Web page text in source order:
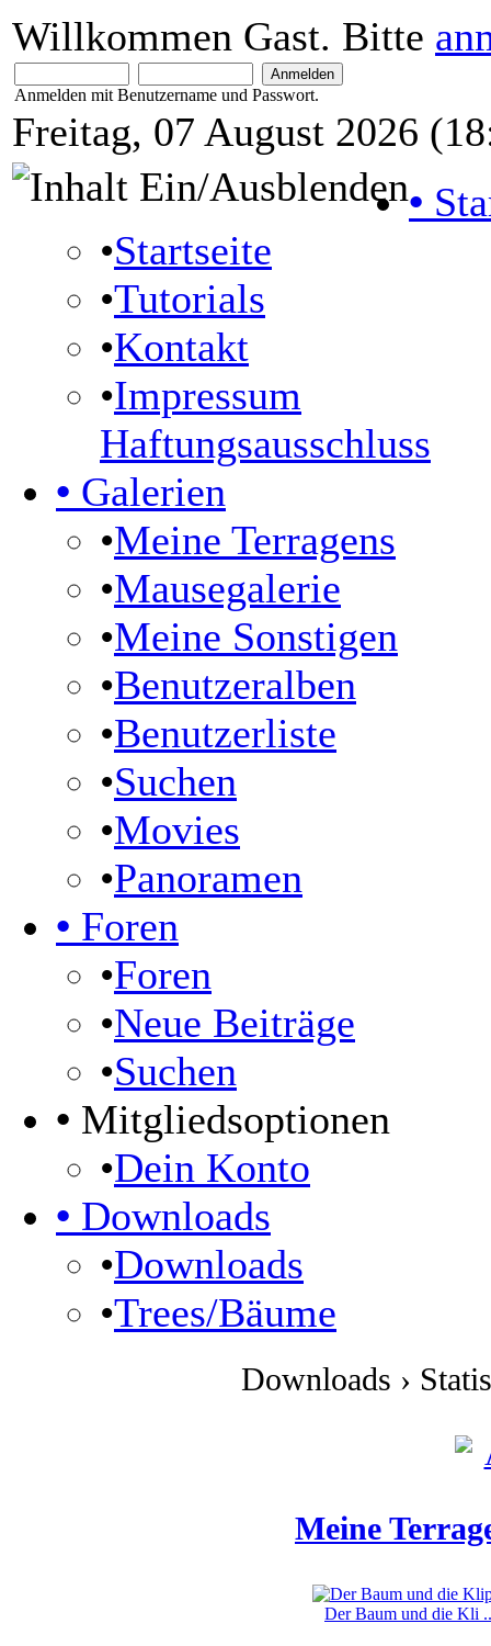
Willkommen Gast. Bitte
Anmelden mit Benutzername und Passwort.
Freitag, 07 August 2026
•
•Startseite
•Tutorials
•Kontakt
•Impressum
Haftungsausschluss
• Galerien
•Meine Terragens
•Mausegalerie
•Meine Sonstigen
•Benutzeralben
•Benutzerliste
•Suchen
•Movies
•Panoramen
• Foren
•Foren
•Neue Beiträge
•Suchen
• Mitgliedsoptionen
•Dein Konto
• Downloads
•Downloads
•Trees/Bäume
Downloads ›
Meine
Der Baum und die Kli